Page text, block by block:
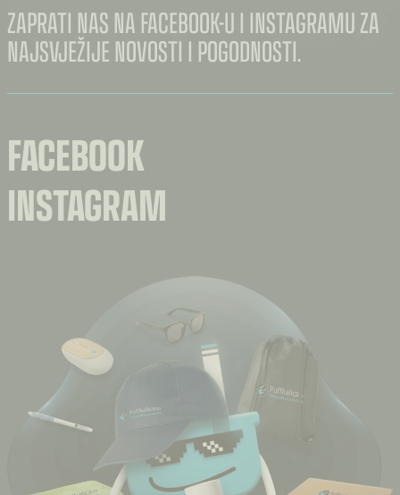
ZAPRATI NAS NA FACEBOOK-U I INSTAGRAMU ZA
NAJSVJEŽIJE NOVOSTI I POGODNOSTI.
FACEBOOK
INSTAGRAM